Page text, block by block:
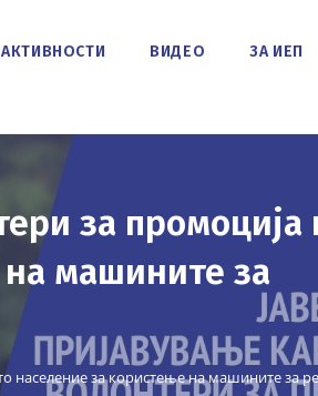
ВИДЕО ЗА ИЕП
за промоција
машините за
население за користење на машините за